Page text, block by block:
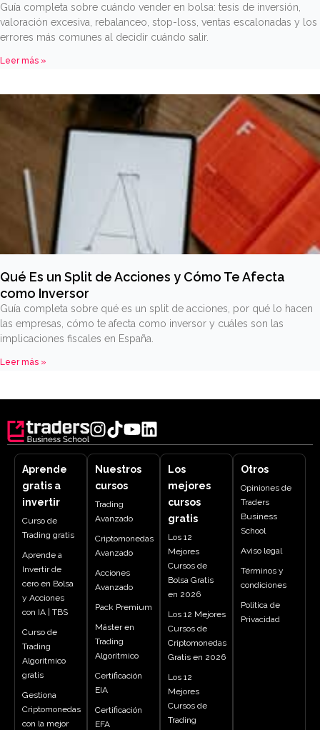
Guía completa sobre cuándo vender en bolsa: tesis de inversión,
valoración excesiva, rebalanceo, stop-loss, ventas escalonadas y los
errores más comunes al decidir cuándo salir.
Leer más »
Qué Es un Split de Acciones y Cómo Te Afecta
como Inversor
Guía completa sobre qué es un split de acciones, por qué lo hacen
las empresas, cómo te afecta como inversor y cuáles son las
implicaciones fiscales en España.
Leer más »
Aprende
gratis a
invertir
Curso de
Trading gratis
Aprende a
Invertir de
cero en Bolsa
y Acciones
con IA | TBS
Curso de
Trading
Algorítmico
gratis
Gestiona
Criptomonedas
con la mejor
Nuestros
cursos
Trading
Avanzado
Criptomonedas
Avanzado
Acciones
Avanzado
Pack Premium
Máster en
Trading
Algorítmico
Certificación
EIA
Certificación
EFA
Los
mejores
cursos
gratis
Los 12
Mejores
Cursos de
Bolsa Gratis
en 2026
Los 12 Mejores
Cursos de
Criptomonedas
Gratis en 2026
Los 12
Mejores
Cursos de
Trading
Otros
Opiniones de
Traders
Business
School
Aviso legal
Términos y
condiciones
Política de
Privacidad